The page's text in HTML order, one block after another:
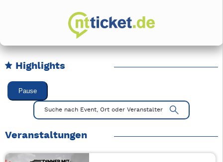
Highlights
Karussell Veranstaltungen überspringen
Pause
Mit Tab zu den Steuerelementen wechseln. Mit Pfeiltasten
Suche nach Event, Ort oder Veranstalter
Veranstaltungen